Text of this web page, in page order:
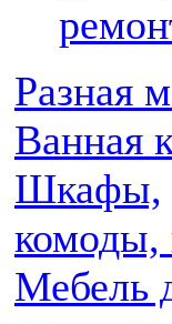
Разная
Ванная
Шкафы,
комоды,
Мебель